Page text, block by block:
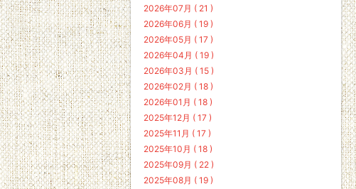
2026年07月 ( 21 )
2026年06月 ( 19 )
2026年05月 ( 17 )
2026年04月 ( 19 )
2026年03月 ( 15 )
2026年02月 ( 18 )
2026年01月 ( 18 )
2025年12月 ( 17 )
2025年11月 ( 17 )
2025年10月 ( 18 )
2025年09月 ( 22 )
2025年08月 ( 19 )